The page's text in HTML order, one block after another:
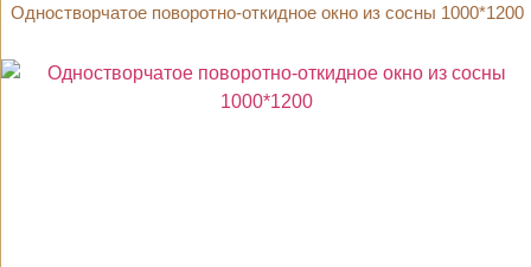
Одностворчатое поворотно-откидное окно из сосны 1000*1200